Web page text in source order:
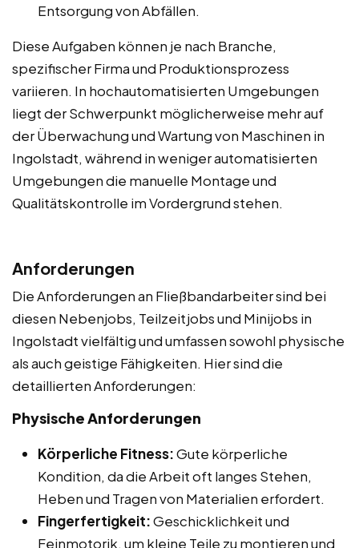
Entsorgung von Abfällen.
Diese Aufgaben können je nach Branche,
spezifischer Firma und Produktionsprozess
variieren. In hochautomatisierten Umgebungen
liegt der Schwerpunkt möglicherweise mehr auf
der Überwachung und Wartung von Maschinen in
Ingolstadt, während in weniger automatisierten
Umgebungen die manuelle Montage und
Qualitätskontrolle im Vordergrund stehen.
Anforderungen
Die Anforderungen an Fließbandarbeiter sind bei
diesen Nebenjobs, Teilzeitjobs und Minijobs in
Ingolstadt vielfältig und umfassen sowohl physische
als auch geistige Fähigkeiten. Hier sind die
detaillierten Anforderungen:
Physische Anforderungen
Körperliche Fitness:Gute körperliche
Kondition, da die Arbeit oft langes Stehen,
Heben und Tragen von Materialien erfordert.
Fingerfertigkeit:Geschicklichkeit und
Feinmotorik, um kleine Teile zu montieren und